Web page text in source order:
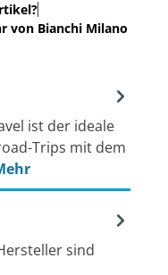
von Bianchi Milano
ist der ideale
Trips mit dem
sind